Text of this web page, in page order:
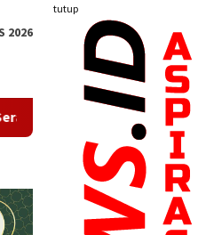
tutup
2026
Pendidikan Kaligrafi ke